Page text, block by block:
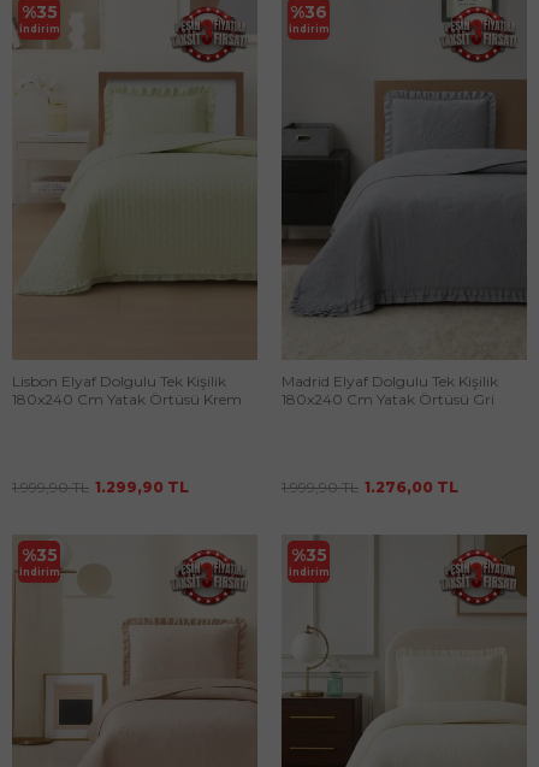
%35
İndirim
Lisbon Elyaf Dolgulu Tek Kişilik
180x240 Cm Yatak Örtüsü Krem
1.999,90TL 1.299,90 TL
%36
İndirim
Madrid Elyaf Dolgulu Tek Kişilik
180x240 Cm Yatak Örtüsü Gri
1.999,90TL 1.276,00 TL
%35
İndirim
%35
İndirim